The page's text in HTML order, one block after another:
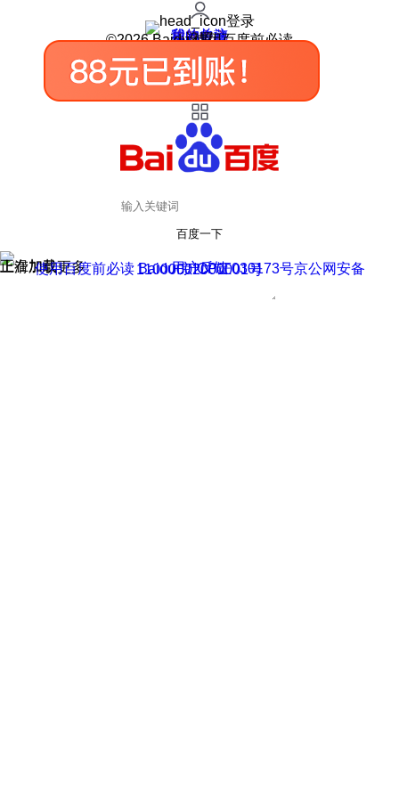
登录
我的关注
我的收藏
皮肤中心
用户反馈
设置
©2026 Baidu 使用百度前必读
百度一下
正在加载
上滑加载更多 用户反馈
使用百度前必读 Baidu 京ICP证030173号
京公网安备11000002000001号